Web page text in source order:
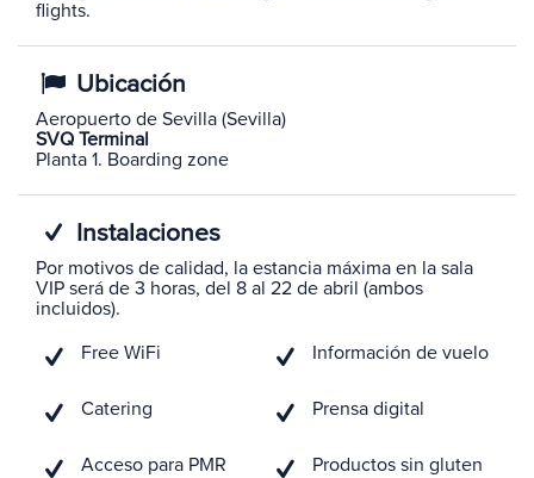
flights.
Ubicación
Aeropuerto de Sevilla (Sevilla)
SVQ Terminal
Planta 1. Boarding zone
Instalaciones
Por motivos de calidad, la estancia máxima en la sala
VIP será de 3 horas, del 8 al 22 de abril (ambos
incluidos).
Free WiFi
Catering
Acceso para PMR
Información de vuelo
Prensa digital
Productos sin gluten